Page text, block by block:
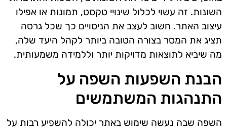
השונות. זה עשוי לכלול שינויי טקסט, תמונות או אפילו
עיצוב האתר. חשוב לעצב את הניסויים כך שכל גרסה
תציג את המסר בצורה הטובה ביותר לקהל היעד שלה,
מה שיביא לתוצאות מדויקות יותר וללמידה משמעותית.
הבנת השפעות השפה על
התנהגות המשתמשים
השפה שבה נעשה שימוש באתר יכולה להשפיע רבות על